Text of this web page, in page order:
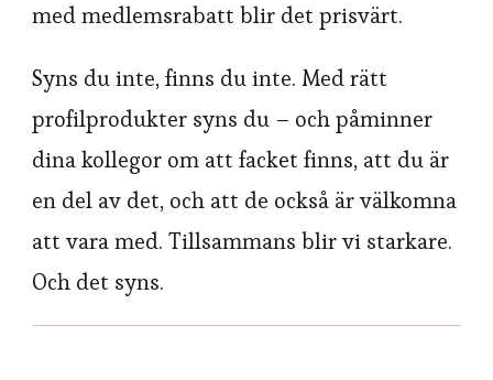
med medlemsrabatt blir det prisvärt.
Syns du inte, finns du inte. Med rätt
profilprodukter syns du – och påminner
dina kollegor om att facket finns, att du är
en del av det, och att de också är välkomna
att vara med. Tillsammans blir vi starkare.
Och det syns.